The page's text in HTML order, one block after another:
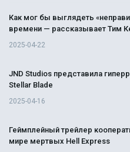
Как мог бы выглядеть
времени — рассказывает Тим
2025-04-22
JND Studios представила
Stellar Blade
2025-04-16
Геймплейный трейлер
мире мертвых Hell Express